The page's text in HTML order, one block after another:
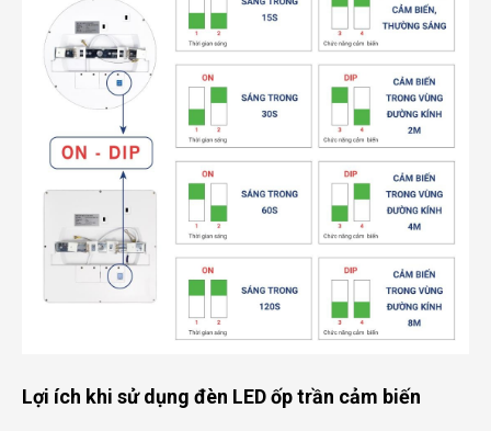
Lợi ích khi sử dụng đèn LED ốp trần cảm biến